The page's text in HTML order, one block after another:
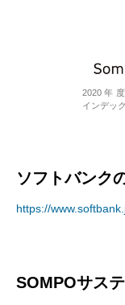
2020年
インデッ
ソフトバンク
https://
SOMPOサス